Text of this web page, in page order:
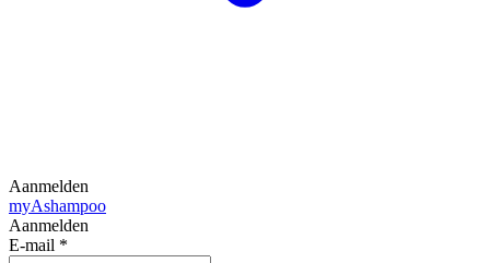
Aanmelden
myAshampoo
Aanmelden
E-mail *